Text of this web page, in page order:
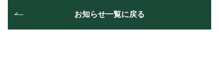
お知らせ一覧に戻る